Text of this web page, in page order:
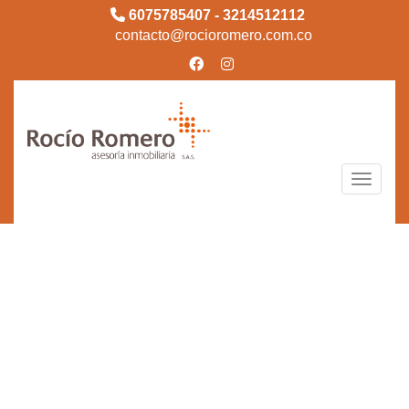
6075785407 - 3214512112
contacto@rocioromero.com.co
Toggle